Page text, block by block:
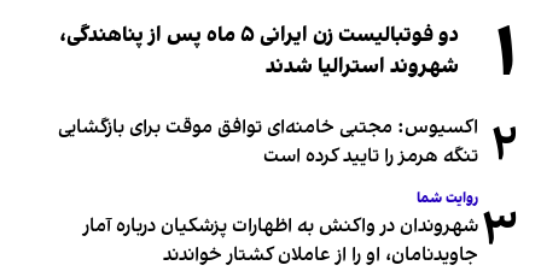
۱
دو فوتبالیست زن ایرانی ۵ ماه پس از پناهندگی،
شهروند استرالیا شدند
۲ اکسیوس: مجتبی خامنه‌ای توافق موقت برای بازگشایی
تنگه هرمز را تایید کرده است
۳ روایت شما
شهروندان در واکنش به اظهارات پزشکیان درباره آمار
جاویدنامان، او را از عاملان کشتار خواندند